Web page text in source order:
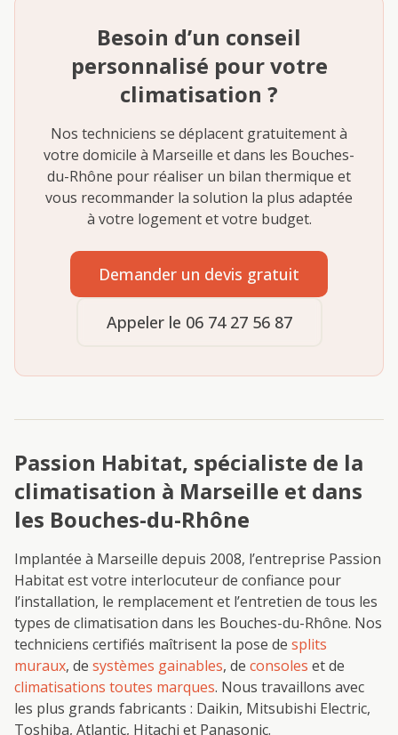
Besoin d’un conseil
personnalisé pour votre
climatisation ?
Nos techniciens se déplacent gratuitement à
votre domicile à Marseille et dans les Bouches-
du-Rhône pour réaliser un bilan thermique et
vous recommander la solution la plus adaptée
à votre logement et votre budget.
Demander un devis gratuit
Appeler le 06 74 27 56 87
Passion Habitat, spécialiste de la
climatisation à Marseille et dans
les Bouches-du-Rhône
Implantée à Marseille depuis 2008, l’entreprise Passion
Habitat est votre interlocuteur de confiance pour
l’installation, le remplacement et l’entretien de tous les
types de climatisation dans les Bouches-du-Rhône. Nos
techniciens certifiés maîtrisent la pose de splits
muraux, de systèmes gainables, de consoles et de
climatisations toutes marques. Nous travaillons avec
les plus grands fabricants : Daikin, Mitsubishi Electric,
Toshiba, Atlantic, Hitachi et Panasonic.